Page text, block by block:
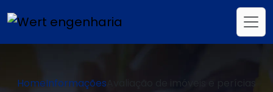
HomeInformações